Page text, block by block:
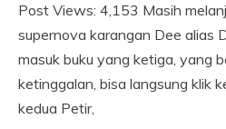
Post Views: 4,153 Masih
supernova karangan Dee alias
masuk buku yang ketiga, yang
ketinggalan, bisa langsung klik
kedua Petir,